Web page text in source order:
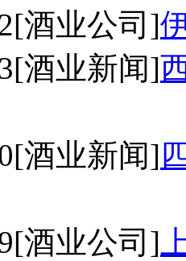
[酒业公司]
[酒业新闻]
[酒业新闻]
[酒业公司]